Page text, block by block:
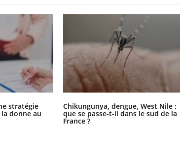
stratégie
donne au
Chikungunya, dengue, West Nile :
que se passe-t-il dans le sud de la
France ?
les
soignants.
rythme de vie ! Vacances, plage, piscine,
soleil, activités en plein air… Nos mains
sont ...